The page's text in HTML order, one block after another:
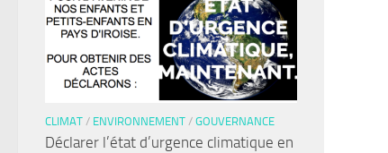
CLIMAT / ENVIRONNEMENT / GOUVERNANCE
Déclarer l’état d’urgence climatique en